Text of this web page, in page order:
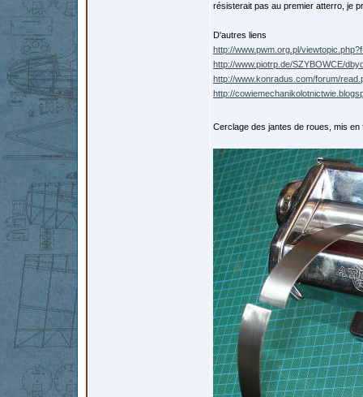
résisterait pas au premier atterro, je
D'autres liens
http://www.pwm.org.pl/
http://www.piotrp.de/SZYBOWCE/
http://www.konradus.com/forum/
http://
Cerclage des jantes de roues, mis